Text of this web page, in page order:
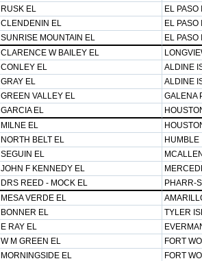
RUSK EL
EL PASO
CLENDENIN EL
EL PASO
SUNRISE MOUNTAIN EL
EL PASO
CLARENCE W BAILEY EL
CONLEY EL
ALDINE
GRAY EL
ALDINE
GREEN VALLEY EL
GALENA
GARCIA EL
MILNE EL
NORTH BELT EL
HUMBLE
SEGUIN EL
JOHN F KENNEDY EL
DRS REED - MOCK EL
PHARR-
MESA VERDE EL
BONNER EL
TYLER
E RAY EL
W M GREEN EL
FORT
MORNINGSIDE EL
FORT